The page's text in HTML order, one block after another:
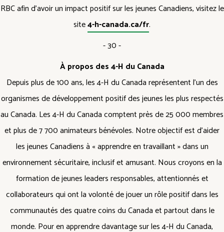
RBC afin d’avoir un impact positif sur les jeunes Canadiens, visitez le
site4-h-canada.ca/fr.
- 30 -
À propos des 4-H du Canada
Depuis plus de 100 ans, les 4-H du Canada représentent l’un des
organismes de développement positif des jeunes les plus respectés
au Canada. Les 4-H du Canada comptent près de 25 000 membres
et plus de 7 700 animateurs bénévoles. Notre objectif est d’aider
les jeunes Canadiens à « apprendre en travaillant » dans un
environnement sécuritaire, inclusif et amusant. Nous croyons en la
formation de jeunes leaders responsables, attentionnés et
collaborateurs qui ont la volonté de jouer un rôle positif dans les
communautés des quatre coins du Canada et partout dans le
monde. Pour en apprendre davantage sur les 4‑H du Canada,